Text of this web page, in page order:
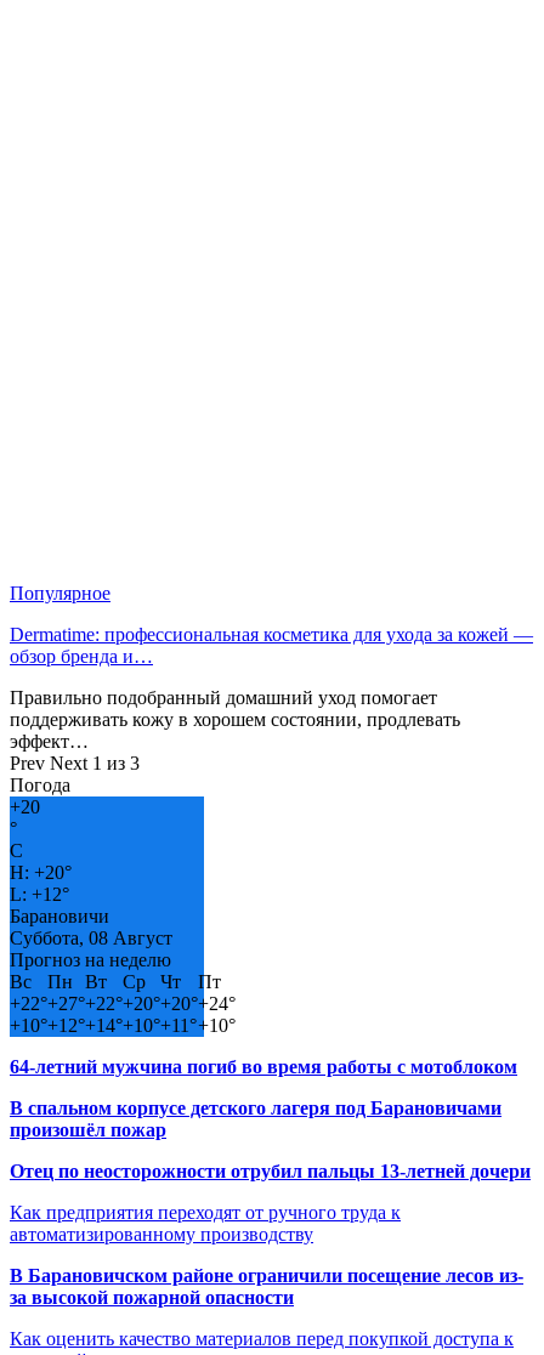
Популярное
Dermatime: профессиональная косметика для ухода за кожей —
обзор бренда и…
Правильно подобранный домашний уход помогает
поддерживать кожу в хорошем состоянии, продлевать
эффект…
Prev Next 1 из 3
Погода
+20
°
C
H: +20°
L: +12°
Барановичи
Суббота, 08 Август
Прогноз на неделю
Вс
Пн Вт Ср Чт
Пт
+22°+27°+22°+20°+20°+24°
+10°+12°+14°+10°+11°+10°
64-летний мужчина погиб во время работы с мотоблоком
В спальном корпусе детского лагеря под Барановичами
произошёл пожар
Отец по неосторожности отрубил пальцы 13-летней дочери
Как предприятия переходят от ручного труда к
автоматизированному производству
В Барановичском районе ограничили посещение лесов из-
за высокой пожарной опасности
Как оценить качество материалов перед покупкой доступа к